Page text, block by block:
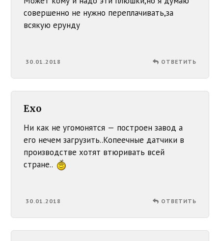
совершенно не нужно переплачивать,за
всякую ерунду
30.01.2018 ОТВЕТИТЬ
Exo
Ни как не угомонятся — построен завод а
его нечем загрузить..Копеечные датчики в
производстве хотят втюривать всей
стране..
30.01.2018 ОТВЕТИТЬ